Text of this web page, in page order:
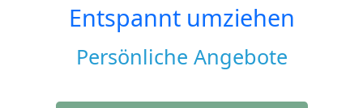
Entspannt umziehen
Persönliche Angebote